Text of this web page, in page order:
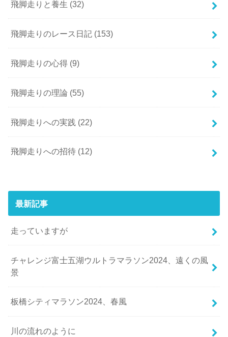
飛脚走りと養生 (32)
飛脚走りのレース日記 (153)
飛脚走りの心得 (9)
飛脚走りの理論 (55)
飛脚走りへの実践 (22)
飛脚走りへの招待 (12)
最新記事
走っていますが
チャレンジ富士五湖ウルトラマラソン2024、遠くの風
景
板橋シティマラソン2024、春風
川の流れのように